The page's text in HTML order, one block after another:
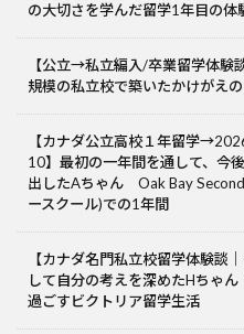
の大切さを学んだ留学1年目の体
【公立→私立編入/卒業留学体験
規模の私立校で築いたかけがえ
【カナダ公立高校１年留学
10】最初の一年間を通して、今
出したAちゃん Oak Bay
ースクール)での1年間
【カナダ名門私立校留学体験談
して自分の考えを深めたHちゃ
過ごすビクトリア留学生活